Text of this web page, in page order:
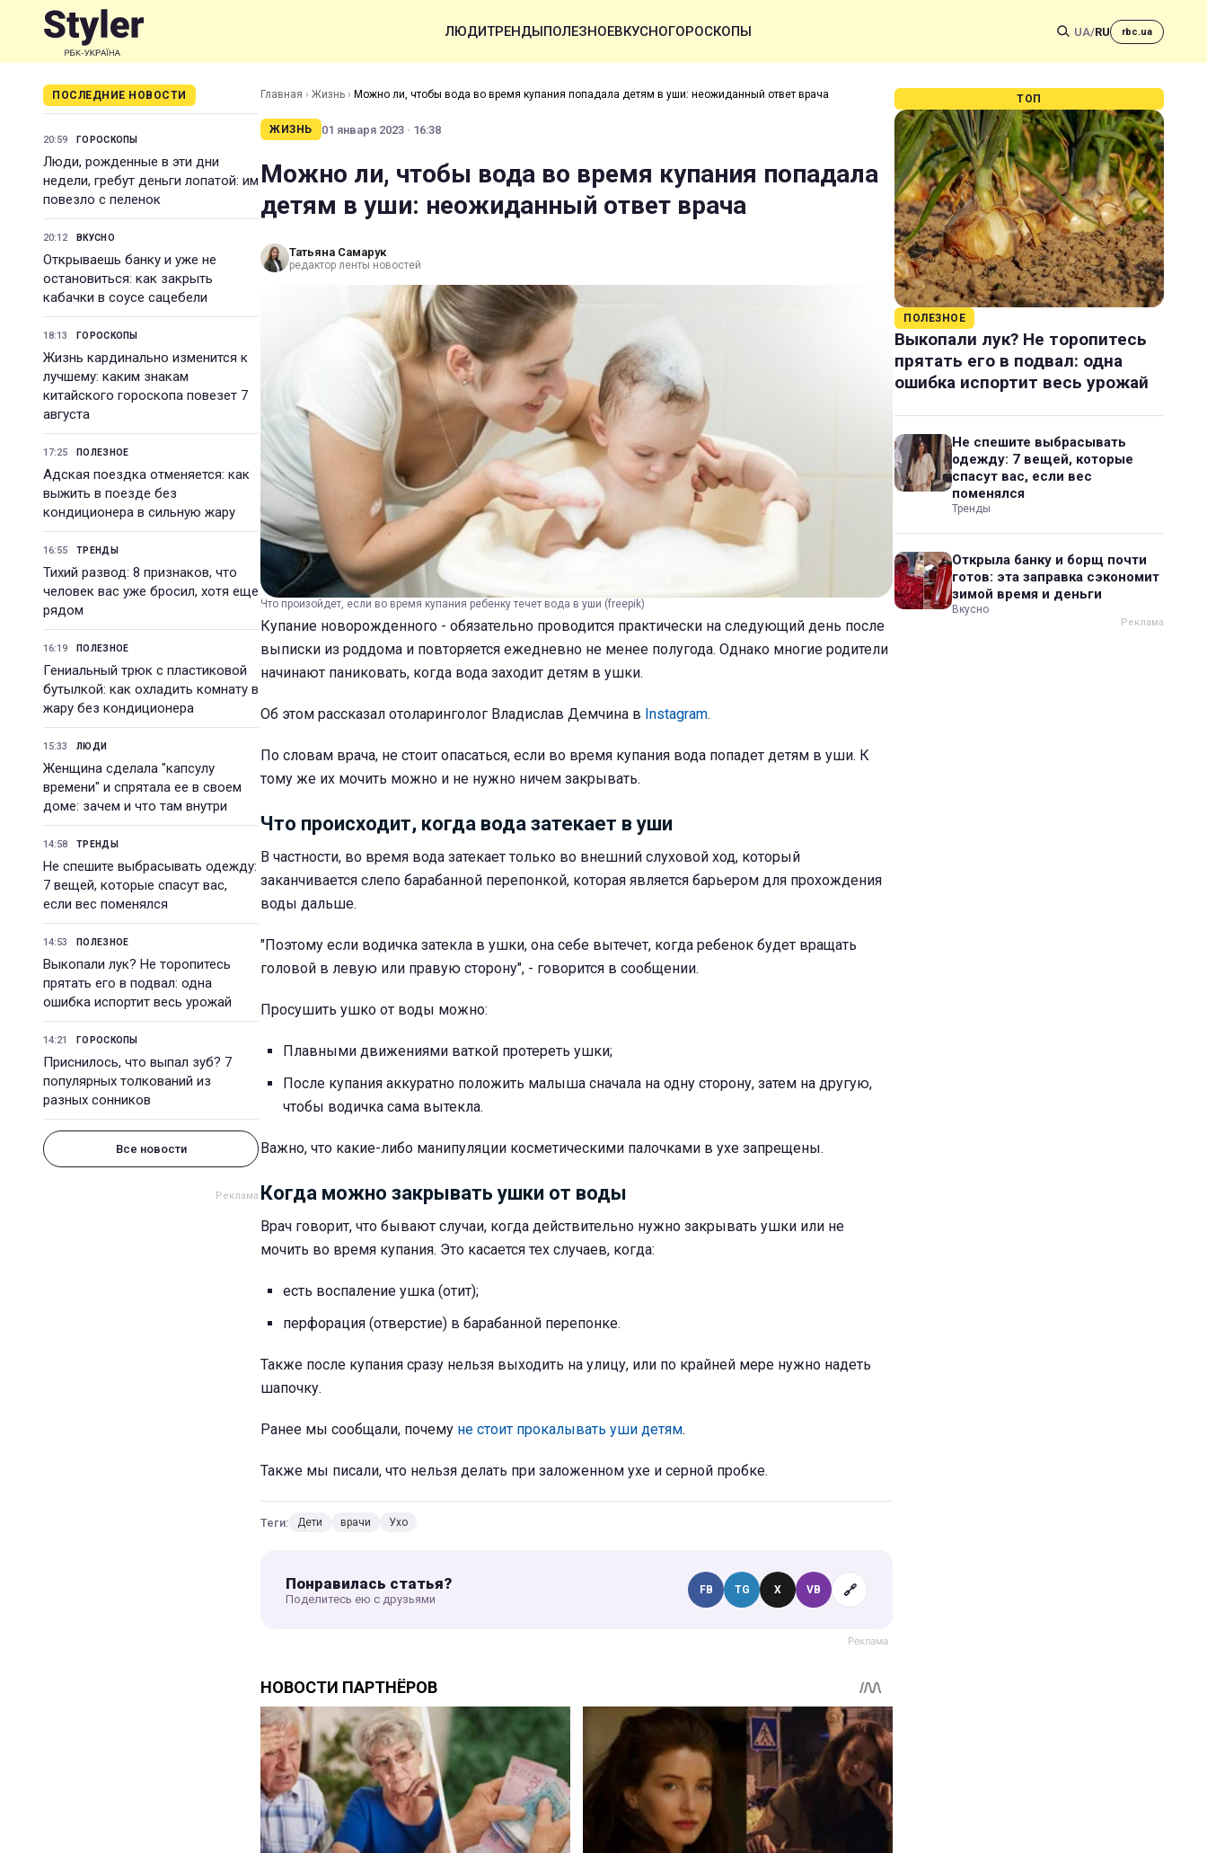
ЛЮДИТРЕНДЫПОЛЕЗНОЕВКУСНОГОРОСКОПЫ UA/RU rbc.ua
ПОСЛЕДНИЕ НОВОСТИ
20:59 ГОРОСКОПЫ
Люди, рожденные в эти дни
недели, гребут деньги лопатой: им
повезло с пеленок
20:12 ВКУСНО
Открываешь банку и уже не
остановиться: как закрыть
кабачки в соусе сацебели
18:13 ГОРОСКОПЫ
Жизнь кардинально изменится к
лучшему: каким знакам
китайского гороскопа повезет 7
августа
17:25 ПОЛЕЗНОЕ
Адская поездка отменяется: как
выжить в поезде без
кондиционера в сильную жару
16:55 ТРЕНДЫ
Тихий развод: 8 признаков, что
человек вас уже бросил, хотя еще
рядом
16:19 ПОЛЕЗНОЕ
Гениальный трюк с пластиковой
бутылкой: как охладить комнату в
жару без кондиционера
15:33 ЛЮДИ
Женщина сделала "капсулу
времени" и спрятала ее в своем
доме: зачем и что там внутри
14:58 ТРЕНДЫ
Не спешите выбрасывать одежду:
7 вещей, которые спасут вас,
если вес поменялся
14:53 ПОЛЕЗНОЕ
Выкопали лук? Не торопитесь
прятать его в подвал: одна
ошибка испортит весь урожай
14:21 ГОРОСКОПЫ
Приснилось, что выпал зуб? 7
популярных толкований из
разных сонников
Все новости
Главная › Жизнь › Можно ли, чтобы вода во время купания попадала детям в уши: неожиданный ответ врача
ЖИЗНЬ 01 января 2023 · 16:38
Можно ли, чтобы вода во время купания попадала
детям в уши: неожиданный ответ врача
Татьяна Самарук
редактор ленты новостей
Что произойдет, если во время купания ребенку течет вода в уши (freepik)
Купание новорожденного - обязательно проводится практически на следующий день после
выписки из роддома и повторяется ежедневно не менее полугода. Однако многие родители
начинают паниковать, когда вода заходит детям в ушки.
Об этом рассказал отоларинголог Владислав Демчина в Instagram.
По словам врача, не стоит опасаться, если во время купания вода попадет детям в уши. К
тому же их мочить можно и не нужно ничем закрывать.
Что происходит, когда вода затекает в уши
В частности, во время вода затекает только во внешний слуховой ход, который
заканчивается слепо барабанной перепонкой, которая является барьером для прохождения
воды дальше.
"Поэтому если водичка затекла в ушки, она себе вытечет, когда ребенок будет вращать
головой в левую или правую сторону", - говорится в сообщении.
Просушить ушко от воды можно:
Плавными движениями ваткой протереть ушки;
После купания аккуратно положить малыша сначала на одну сторону, затем на другую,
чтобы водичка сама вытекла.
Важно, что какие-либо манипуляции косметическими палочками в ухе запрещены.
Когда можно закрывать ушки от воды
Врач говорит, что бывают случаи, когда действительно нужно закрывать ушки или не
мочить во время купания. Это касается тех случаев, когда:
есть воспаление ушка (отит);
перфорация (отверстие) в барабанной перепонке.
Также после купания сразу нельзя выходить на улицу, или по крайней мере нужно надеть
шапочку.
Ранее мы сообщали, почему не стоит прокалывать уши детям.
Также мы писали, что нельзя делать при заложенном ухе и серной пробке.
Теги: Дети врачи Ухо
Понравилась статья?
Поделитесь ею с друзьями
FB TG X VB 🔗
ТОП
ПОЛЕЗНОЕ
Выкопали лук? Не торопитесь
прятать его в подвал: одна
ошибка испортит весь урожай
Не спешите выбрасывать
одежду: 7 вещей, которые
спасут вас, если вес
поменялся
Тренды
Открыла банку и борщ почти
готов: эта заправка сэкономит
зимой время и деньги
Вкусно